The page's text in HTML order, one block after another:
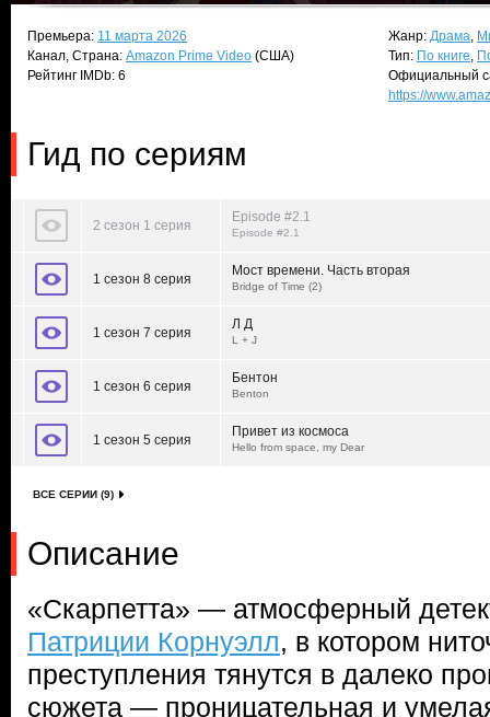
Премьера: 11 марта 2026
Канал, Страна: Amazon Prime Video (США)
Рейтинг IMDb: 6
Жанр: Драма,
Тип: По книге,
Официальный
https://
Гид по сериям
2 сезон 1 серия
Episode #2.1
Episode #2.1
1 сезон 8 серия
Мост времени. Часть вторая
Bridge of Time (2)
1 сезон 7 серия
Л Д
L + J
1 сезон 6 серия
Бентон
Benton
1 сезон 5 серия
Привет из космоса
Hello from space, my Dear
ВСЕ СЕРИИ (9)
Описание
«Скарпетта» — атмосферный
Патриции Корнуэлл, в котором
преступления тянутся в далеко
сюжета — проницательная и